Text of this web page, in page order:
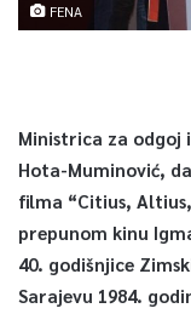
FENA
Ministrica za odgoj
Hota-Muminović,
filma “Citius,
prepunom kinu
40. godišnjice
Sarajevu 1984.